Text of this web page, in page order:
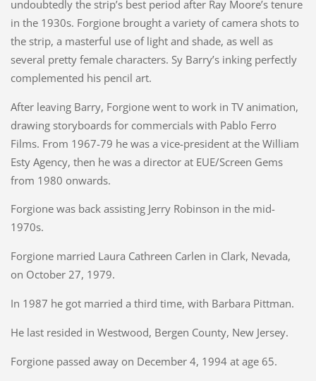
undoubtedly the strip’s best period after Ray Moore’s tenure
in the 1930s. Forgione brought a variety of camera shots to
the strip, a masterful use of light and shade, as well as
several pretty female characters. Sy Barry’s inking perfectly
complemented his pencil art.
After leaving Barry, Forgione went to work in TV animation,
drawing storyboards for commercials with Pablo Ferro
Films. From 1967-79 he was a vice-president at the William
Esty Agency, then he was a director at EUE/Screen Gems
from 1980 onwards.
Forgione was back assisting Jerry Robinson in the mid-
1970s.
Forgione married Laura Cathreen Carlen in Clark, Nevada,
on October 27, 1979.
In 1987 he got married a third time, with Barbara Pittman.
He last resided in Westwood, Bergen County, New Jersey.
Forgione passed away on December 4, 1994 at age 65.